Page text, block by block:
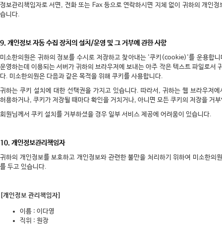
정보관리책임자로 서면, 전화 또는 Fax 등으로 연락하시면 지체 없이 귀하의 개인
습니다.
9. 개인정보 자동 수집 장치의 설치/운영 및 그 거부에 관한 사항
미소한의원은 귀하의 정보를 수시로 저장하고 찾아내는 '쿠키(cookie)'를 운용합
운영하는데 이용되는 서버가 귀하의 브라우저에 보내는 아주 작은 텍스트 파일로서
다. 미소한의원은 다음과 같은 목적을 위해 쿠키를 사용합니다.
귀하는 쿠키 설치에 대한 선택권을 가지고 있습니다. 따라서, 귀하는 웹 브라우저
허용하거나, 쿠키가 저장될 때마다 확인을 거치거나, 아니면 모든 쿠키의 저장을 거
회원님께서 쿠키 설치를 거부하셨을 경우 일부 서비스 제공에 어려움이 있습니다.
10. 개인정보관리책임자
귀하의 개인정보를 보호하고 개인정보와 관련한 불만을 처리하기 위하여 미소한의
를 두고 있습니다.
[개인정보 관리책임자]
이름 : 이다영
직위 : 원장